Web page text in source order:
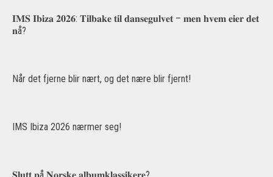
𝐈𝐌𝐒 𝐈𝐛𝐢𝐳𝐚 𝟐𝟎𝟐𝟔: 𝐓𝐢𝐥𝐛𝐚𝐤𝐞 𝐭𝐢𝐥 𝐝𝐚𝐧𝐬𝐞𝐠𝐮𝐥𝐯𝐞𝐭 – 𝐦𝐞𝐧 𝐡𝐯𝐞𝐦 𝐞𝐢𝐞𝐫 𝐝𝐞𝐭
𝐧å?
Når det fjerne blir nært, og det nære blir fjernt!
IMS Ibiza 2026 nærmer seg!
𝐒𝐥𝐮𝐭𝐭 𝐩å 𝐍𝐨𝐫𝐬𝐤𝐞 𝐚𝐥𝐛𝐮𝐦𝐤𝐥𝐚𝐬𝐬𝐢𝐤𝐞𝐫𝐞?